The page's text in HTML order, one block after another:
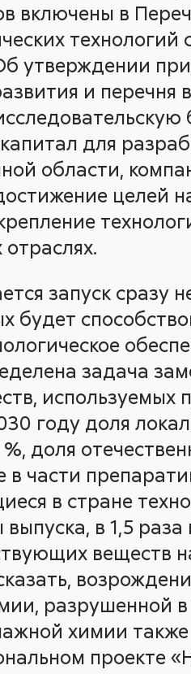
включены в
утверждении
и
для
области,
целей
запуск сразу
будет
задача
используемых
году доля
доля
части
в стране
в 1,5
веществ
разрушенной в
химии
проекте